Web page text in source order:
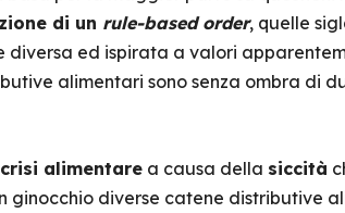
di un rule-based order, quelle
ed ispirata a valori
alimentari sono senza ombra di
crisi alimentarea causa della siccità
ginocchio diverse catene distributive